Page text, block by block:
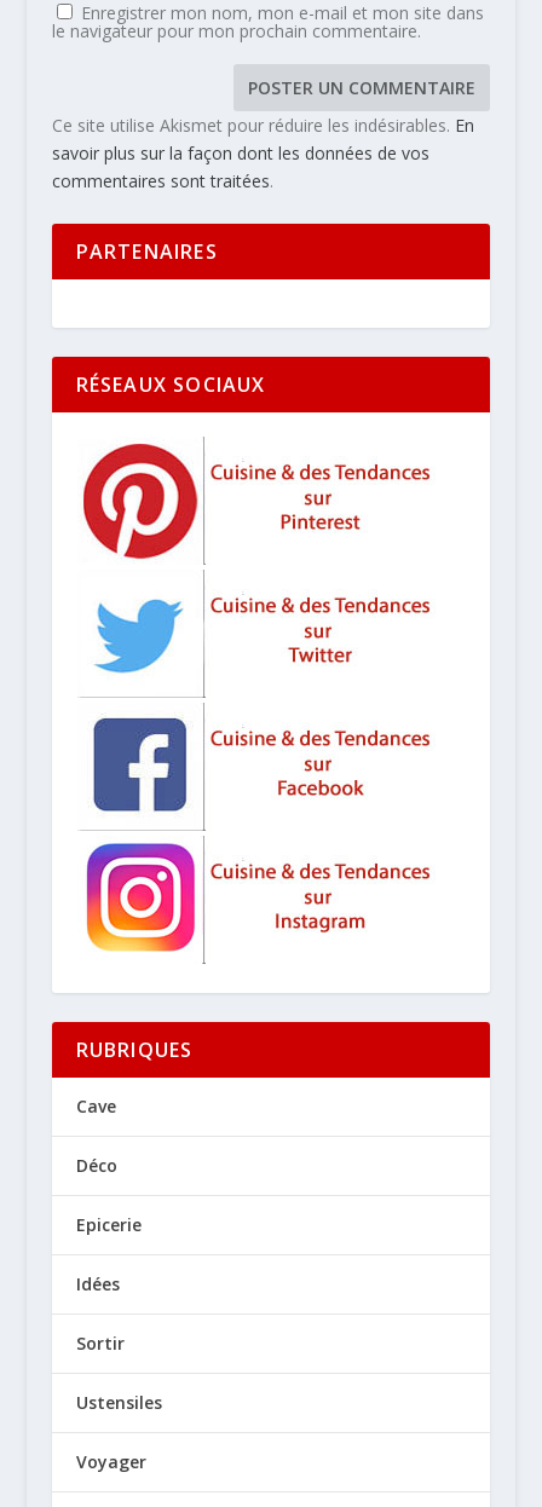
Enregistrer mon nom, mon e-mail et mon site dans
le navigateur pour mon prochain commentaire.
Ce site utilise Akismet pour réduire les indésirables. En
savoir plus sur la façon dont les données de vos
commentaires sont traitées.
PARTENAIRES
RÉSEAUX SOCIAUX
RUBRIQUES
Cave
Déco
Epicerie
Idées
Sortir
Ustensiles
Voyager